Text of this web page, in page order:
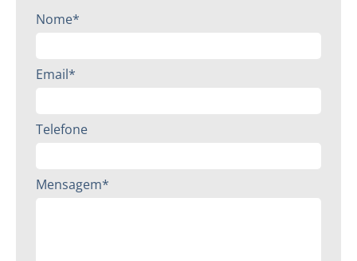
Nome*
Email*
Telefone
Mensagem*